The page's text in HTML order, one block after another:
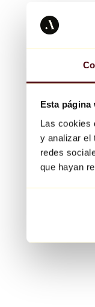
Esta página
Las cookies
y analizar el
redes
que hayan